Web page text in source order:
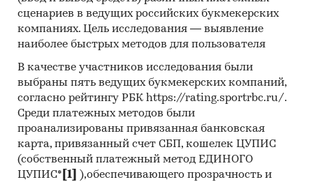
проанализировать ситуацию на рынке
пищевой молотой соли (поваренной соли) в
России и получить (рассчитать) показатели,
характеризующие его состояние в настоящее
время и в будущем.
Источники получения информации
Базы данных Федеральной Таможенной
службы РФ, ФСГС РФ (Росстат).
Материалы DataMonitor, EuroMonitor,
сценариев в ведущих российских букмекерских
компаниях. Цель исследования — выявление
наиболее быстрых методов для пользователя
В качестве участников исследования были
выбраны пять ведущих букмекерских компаний,
согласно рейтингу РБК https://rating.sportrbc.ru/.
Среди платежных методов были
проанализированы привязанная банковская
карта, привязанный счет СБП, кошелек ЦУПИС
(собственный платежный метод ЕДИНОГО
ЦУПИС* [1]
),обеспечивающего прозрачность и